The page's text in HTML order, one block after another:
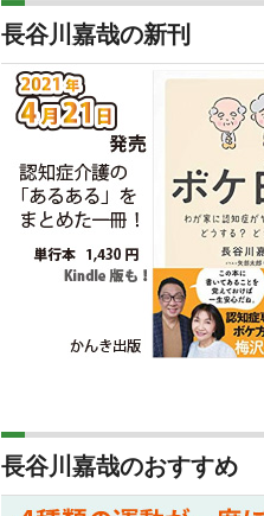
長谷川嘉哉の新刊
長谷川嘉哉のおすすめ